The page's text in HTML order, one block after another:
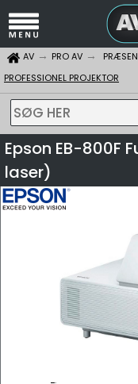
AV PRO AV
PROFESSIONEL PROJEKTOR
SØG HER
Epson EB-800F
laser)